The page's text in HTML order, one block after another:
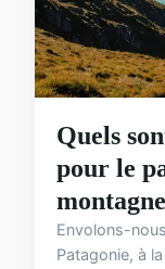
Quels
pour le
Envolons-
Patagonie, à